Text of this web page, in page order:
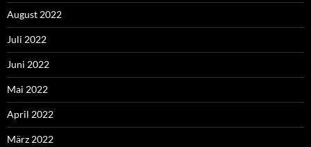
August 2022
Juli 2022
Juni 2022
Mai 2022
April 2022
März 2022